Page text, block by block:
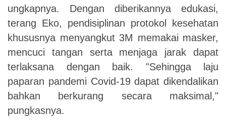
ungkapnya. Dengan diberikannya edukasi,
terang Eko, pendisiplinan protokol kesehatan
khususnya menyangkut 3M memakai masker,
mencuci tangan serta menjaga jarak dapat
terlaksana dengan baik. "Sehingga laju
paparan pandemi Covid-19 dapat dikendalikan
bahkan berkurang secara maksimal,"
pungkasnya.